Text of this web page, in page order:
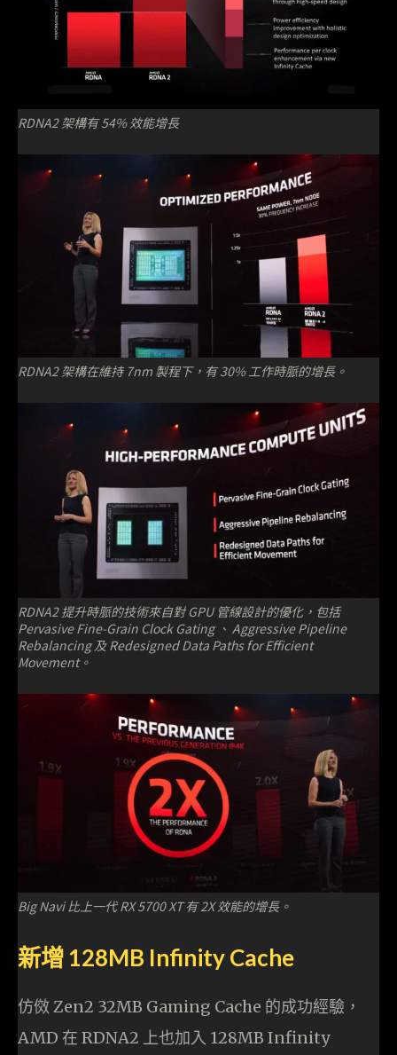
RDNA2 架構有 54% 效能增長
RDNA2 架構在維持 7nm 製程下，有 30% 工作時脈的增長。
RDNA2 提升時脈的技術來自對 GPU 管線設計的優化，包括
Pervasive Fine-Grain Clock Gating 、 Aggressive Pipeline
Rebalancing 及 Redesigned Data Paths for Efficient
Movement。
Big Navi 比上一代 RX 5700 XT 有 2X 效能的增長。
新增 128MB Infinity Cache
仿傚 Zen2 32MB Gaming Cache 的成功經驗，
AMD 在 RDNA2 上也加入 128MB Infinity